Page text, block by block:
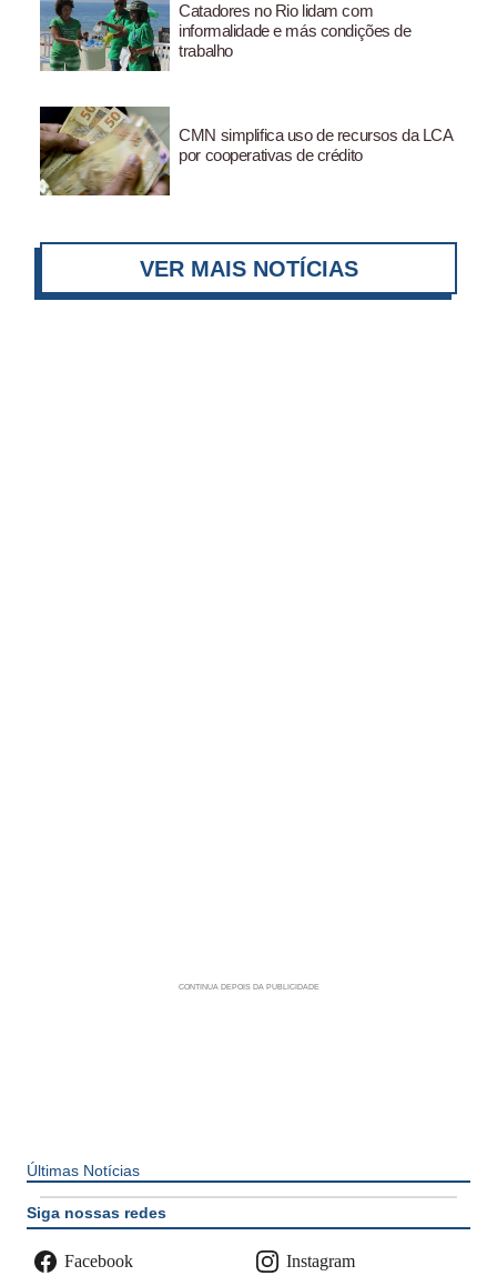
Catadores no Rio lidam com
informalidade e más condições de
trabalho
CMN simplifica uso de recursos da LCA
por cooperativas de crédito
VER MAIS NOTÍCIAS
Últimas Notícias
Siga nossas redes
Facebook Instagram